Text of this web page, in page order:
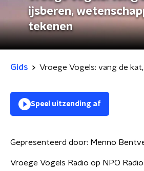
ijsberen,
tekenen
Gids
Speel uitzending af
Gepresenteerd door: Menno
Vroege Vogels Radio op NPO